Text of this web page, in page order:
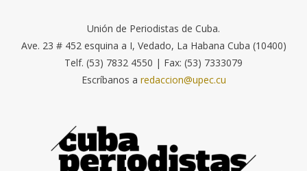
Unión de Periodistas de Cuba.
Ave. 23 # 452 esquina a I, Vedado, La Habana Cuba (10400)
Telf. (53) 7832 4550 | Fax: (53) 7333079
Escríbanos a redaccion@upec.cu